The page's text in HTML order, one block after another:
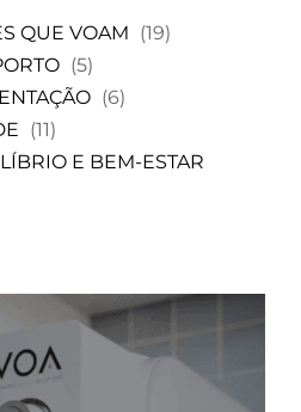
QUE VOAM (19)
(5)
(6)
(11)
E BEM-ESTAR